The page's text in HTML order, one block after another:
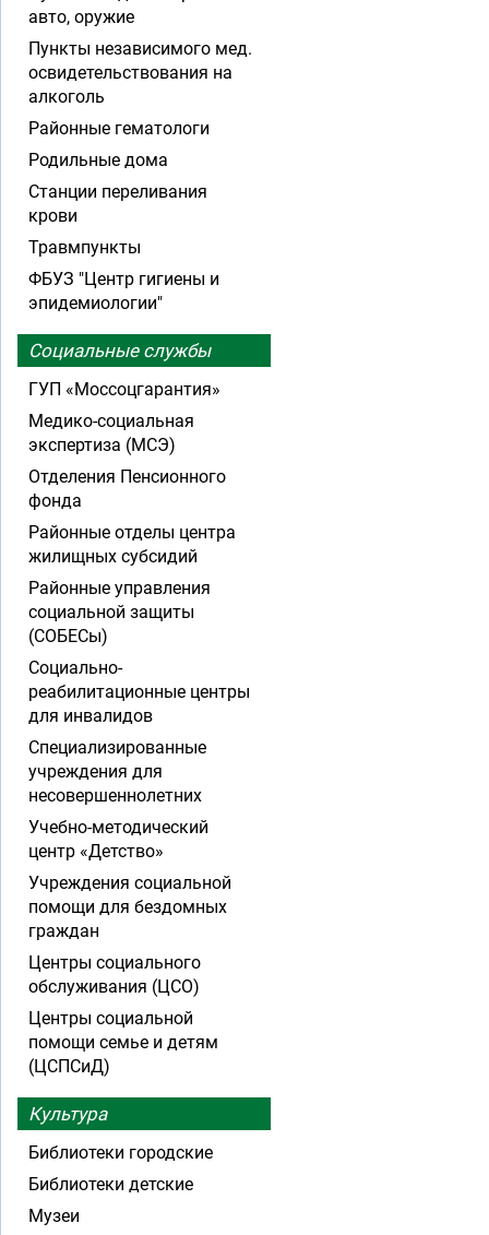
авто, оружие
Пункты независимого мед.
освидетельствования на
алкоголь
Районные гематологи
Родильные дома
Станции переливания
крови
Травмпункты
ФБУЗ "Центр гигиены и
эпидемиологии"
Социальные службы
ГУП «Моссоцгарантия»
Медико-социальная
экспертиза (МСЭ)
Отделения Пенсионного
фонда
Районные отделы центра
жилищных субсидий
Районные управления
социальной защиты
(СОБЕСы)
Социально-
реабилитационные центры
для инвалидов
Специализированные
учреждения для
несовершеннолетних
Учебно-методический
центр «Детство»
Учреждения социальной
помощи для бездомных
граждан
Центры социального
обслуживания (ЦСО)
Центры социальной
помощи семье и детям
(ЦСПСиД)
Культура
Библиотеки городские
Библиотеки детские
Музеи